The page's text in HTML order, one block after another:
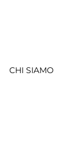
CHI SIAMO